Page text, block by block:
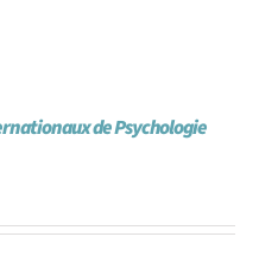
de Psychologie